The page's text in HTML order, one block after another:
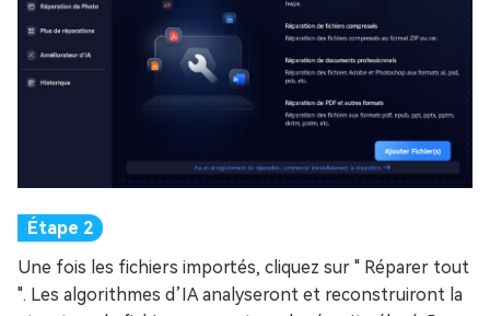
Une fois les fichiers importés, cliquez sur " Réparer tout
". Les algorithmes d’IA analyseront et reconstruiront la